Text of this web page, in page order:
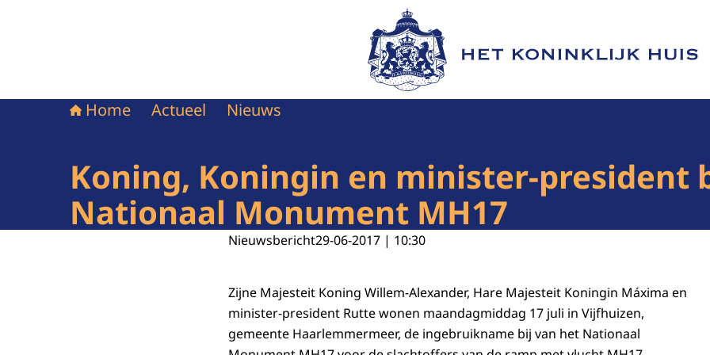
Naar de homepage van Het Koninklijk Huis
Home Actueel Nieuws
Koning, Koningin en minister-president
Nationaal Monument MH17
Nieuwsbericht29-06-2017 | 10:30
Zijne Majesteit Koning Willem-Alexander, Hare Majesteit Koningin Máxima en
minister-president Rutte wonen maandagmiddag 17 juli in Vijfhuizen,
gemeente Haarlemmermeer, de ingebruikname bij van het Nationaal